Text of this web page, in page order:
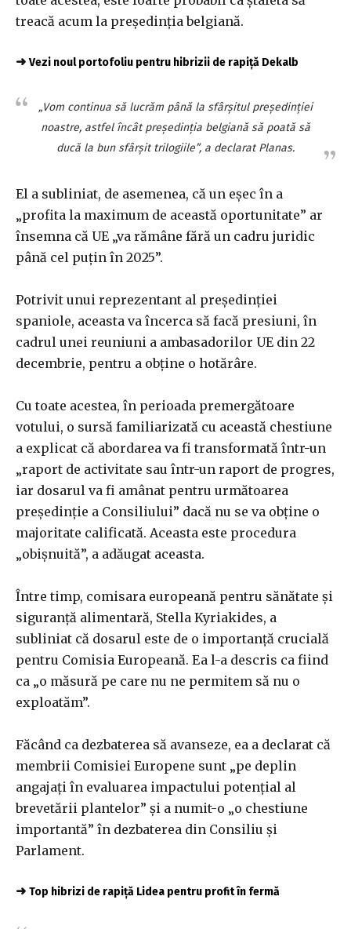
treacă acum la președinția belgiană.
➜ Vezi noul portofoliu pentru hibrizii de rapiță Dekalb
„Vom continua să lucrăm până la sfârșitul președinției
noastre, astfel încât președinția belgiană să poată să
ducă la bun sfârșit trilogiile”, a declarat Planas.
El a subliniat, de asemenea, că un eșec în a
„profita la maximum de această oportunitate” ar
însemna că UE „va rămâne fără un cadru juridic
până cel puțin în 2025”.
Potrivit unui reprezentant al președinției
spaniole, aceasta va încerca să facă presiuni, în
cadrul unei reuniuni a ambasadorilor UE din 22
decembrie, pentru a obține o hotărâre.
Cu toate acestea, în perioada premergătoare
votului, o sursă familiarizată cu această chestiune
a explicat că abordarea va fi transformată într-un
„raport de activitate sau într-un raport de progres,
iar dosarul va fi amânat pentru următoarea
președinție a Consiliului” dacă nu se va obține o
majoritate calificată. Aceasta este procedura
„obișnuită”, a adăugat aceasta.
Între timp, comisara europeană pentru sănătate și
siguranță alimentară, Stella Kyriakides, a
subliniat că dosarul este de o importanță crucială
pentru Comisia Europeană. Ea l-a descris ca fiind
ca „o măsură pe care nu ne permitem să nu o
exploatăm”.
Făcând ca dezbaterea să avanseze, ea a declarat că
membrii Comisiei Europene sunt „pe deplin
angajați în evaluarea impactului potențial al
brevetării plantelor” și a numit-o „o chestiune
importantă” în dezbaterea din Consiliu și
Parlament.
➜ Top hibrizi de rapiță Lidea pentru profit în fermă